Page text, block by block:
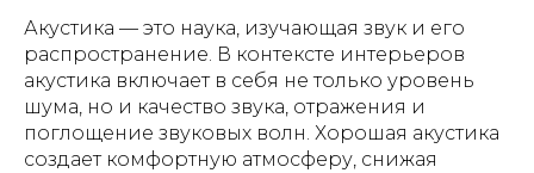
Акустика — это наука, изучающая звук и его
распространение. В контексте интерьеров
акустика включает в себя не только уровень
шума, но и качество звука, отражения и
поглощение звуковых волн. Хорошая акустика
создает комфортную атмосферу, снижая